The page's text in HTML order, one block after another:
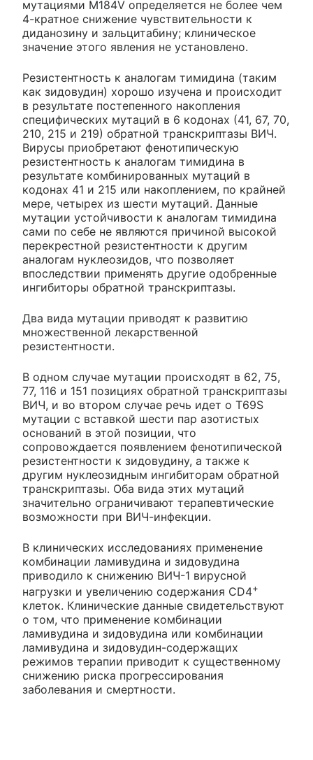
мутациями M184V определяется не более чем
4-кратное снижение чувствительности к
диданозину и зальцитабину; клиническое
значение этого явления не установлено.
Резистентность к аналогам тимидина (таким
как зидовудин) хорошо изучена и происходит
в результате постепенного накопления
специфических мутаций в 6 кодонах (41, 67, 70,
210, 215 и 219) обратной транскриптазы ВИЧ.
Вирусы приобретают фенотипическую
резистентность к аналогам тимидина в
результате комбинированных мутаций в
кодонах 41 и 215 или накоплением, по крайней
мере, четырех из шести мутаций. Данные
мутации устойчивости к аналогам тимидина
сами по себе не являются причиной высокой
перекрестной резистентности к другим
аналогам нуклеозидов, что позволяет
впоследствии применять другие одобренные
ингибиторы обратной транскриптазы.
Два вида мутации приводят к развитию
множественной лекарственной
резистентности.
В одном случае мутации происходят в 62, 75,
77, 116 и 151 позициях обратной транскриптазы
ВИЧ, и во втором случае речь идет о T69S
мутации с вставкой шести пар азотистых
оснований в этой позиции, что
сопровождается появлением фенотипической
резистентности к зидовудину, а также к
другим нуклеозидным ингибиторам обратной
транскриптазы. Оба вида этих мутаций
значительно ограничивают терапевтические
возможности при ВИЧ-инфекции.
В клинических исследованиях применение
комбинации ламивудина и зидовудина
приводило к снижению ВИЧ-1 вирусной
нагрузки и увеличению содержания CD4+
клеток. Клинические данные свидетельствуют
о том, что применение комбинации
ламивудина и зидовудина или комбинации
ламивудина и зидовудин-содержащих
режимов терапии приводит к существенному
снижению риска прогрессирования
заболевания и смертности.